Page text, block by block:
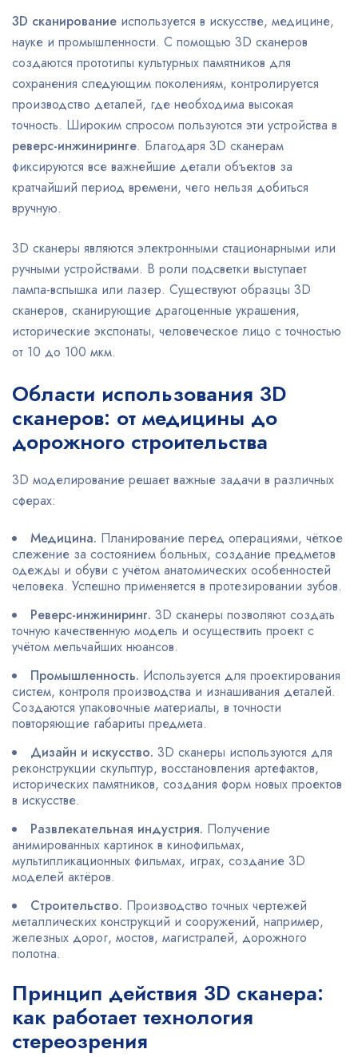
3D сканирование используется в искусстве, медицине,
науке и промышленности. С помощью 3D сканеров
создаются прототипы культурных памятников для
сохранения следующим поколениям, контролируется
производство деталей, где необходима высокая
точность. Широким спросом пользуются эти устройства в
реверс-инжиниринге. Благодаря 3D сканерам
фиксируются все важнейшие детали объектов за
кратчайший период времени, чего нельзя добиться
вручную.
3D сканеры являются электронными стационарными или
ручными устройствами. В роли подсветки выступает
лампа-вспышка или лазер. Существуют образцы 3D
сканеров, сканирующие драгоценные украшения,
исторические экспонаты, человеческое лицо с точностью
от 10 до 100 мкм.
Области использования 3D
сканеров: от медицины до
дорожного строительства
3D моделирование решает важные задачи в различных
сферах:
Медицина. Планирование перед операциями, чёткое
слежение за состоянием больных, создание предметов
одежды и обуви с учётом анатомических особенностей
человека. Успешно применяется в протезировании зубов.
Реверс-инжиниринг. 3D сканеры позволяют создать
точную качественную модель и осуществить проект с
учётом мельчайших нюансов.
Промышленность. Используется для проектирования
систем, контроля производства и изнашивания деталей.
Создаются упаковочные материалы, в точности
повторяющие габариты предмета.
Дизайн и искусство. 3D сканеры используются для
реконструкции скульптур, восстановления артефактов,
исторических памятников, создания форм новых проектов
в искусстве.
Развлекательная индустрия. Получение
анимированных картинок в кинофильмах,
мультипликационных фильмах, играх, создание 3D
моделей актёров.
Строительство. Производство точных чертежей
металлических конструкций и сооружений, например,
железных дорог, мостов, магистралей, дорожного
полотна.
Принцип действия 3D сканера:
как работает технология
стереозрения